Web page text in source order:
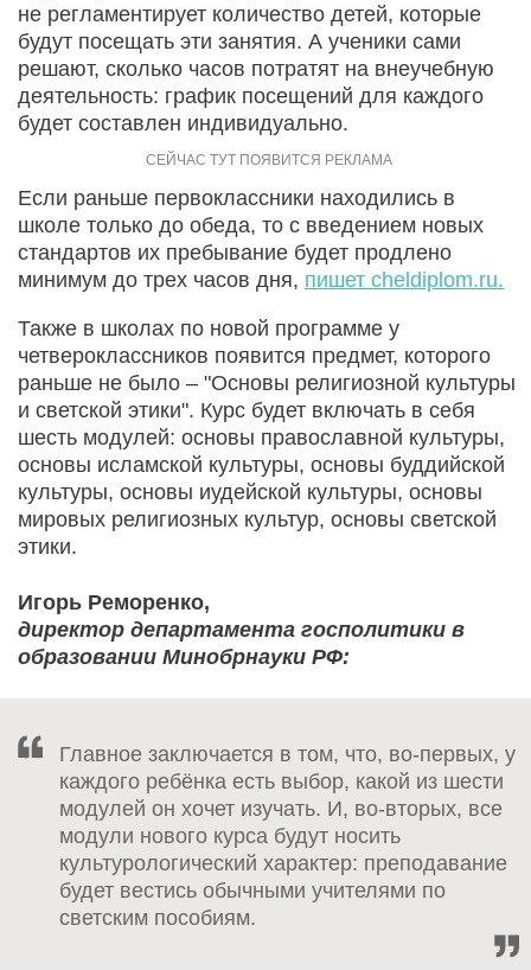
не регламентирует количество детей, которые
будут посещать эти занятия. А ученики сами
решают, сколько часов потратят на внеучебную
деятельность: график посещений для каждого
будет составлен индивидуально.
Если раньше первоклассники находились в
школе только до обеда, то с введением новых
стандартов их пребывание будет продлено
минимум до трех часов дня, пишет cheldiplom.ru.
Также в школах по новой программе у
четвероклассников появится предмет, которого
раньше не было – "Основы религиозной культуры
и светской этики". Курс будет включать в себя
шесть модулей: основы православной культуры,
основы исламской культуры, основы буддийской
культуры, основы иудейской культуры, основы
мировых религиозных культур, основы светской
этики.
Игорь Реморенко,
директор департамента госполитики в
образовании Минобрнауки РФ:
Главное заключается в том, что, во-первых, у
каждого ребёнка есть выбор, какой из шести
модулей он хочет изучать. И, во-вторых, все
модули нового курса будут носить
культурологический характер: преподавание
будет вестись обычными учителями по
светским пособиям.